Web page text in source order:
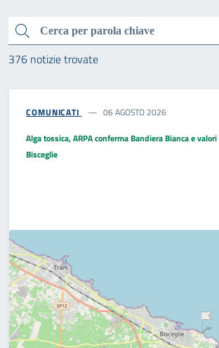
Cerca
376 notizie trovate
COMUNICATI
06 AGOSTO 2026
Alga tossica, ARPA conferma Bandiera Bianca e
Bisceglie